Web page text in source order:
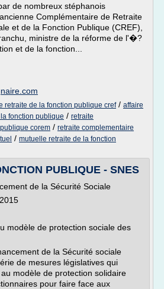
de nombreux stéphanois
Complémentaire de Retraite
et de la Fonction Publique (CREF),
ministre de la réforme de l'�?
et de la fonction...
retraite de la fonction publique cref/ affaire
fonction publique / retraite
corem / retraite complementaire
/ mutuelle retraite de la fonction
PUBLIQUE - SNES
de la Sécurité Sociale
modèle de protection sociale des
de la Sécurité sociale
de mesures législatives qui
modèle de protection solidaire
pour faire face aux